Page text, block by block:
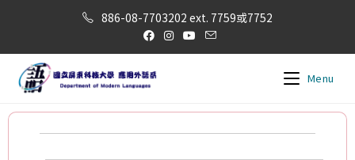
886-08-7703202 ext. 7759或7752
Menu